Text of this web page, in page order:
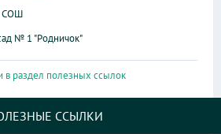
СОШ
№ 1 "Родничок"
в раздел полезных ссылок
ССЫЛКИ